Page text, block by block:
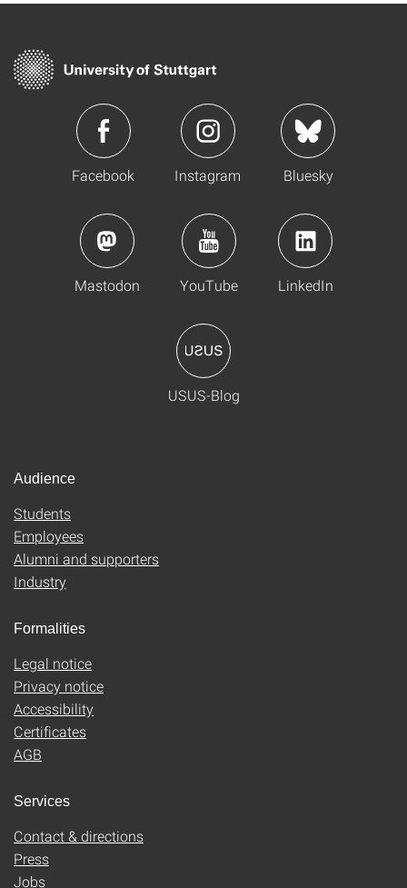
Facebook Instagram Bluesky
Mastodon YouTube LinkedIn
USUS-Blog
Audience
Students
Employees
Alumni and supporters
Industry
Formalities
Legal notice
Privacy notice
Accessibility
Certificates
AGB
Services
Contact & directions
Press
Jobs